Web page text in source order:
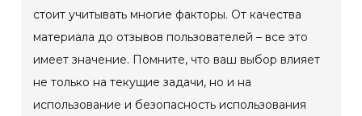
стоит учитывать многие факторы. От качества
материала до отзывов пользователей – все это
имеет значение. Помните, что ваш выбор влияет
не только на текущие задачи, но и на
использование и безопасность использования